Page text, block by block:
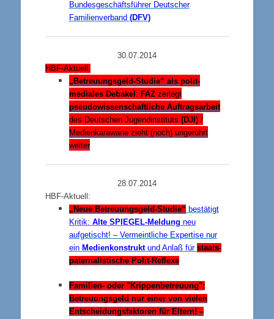
Bundesgeschäftsführer Deutscher
Familienverband (DFV)
30.07.2014
HBF-Aktuell:
„Betreuungsgeld-Studie“ als polit-
mediales Debakel : FAZzerlegt
pseudowissenschaftliche Auftragsarbeit
des Deutschen Jugendinstituts (DJI) /
Medienkarawane zieht (noch) ungerührt
weiter
28.07.2014
HBF-Aktuell:
„Neue Betreuungsgeld-Studie“ bestätigt
Kritik: Alte SPIEGEL-Meldung neu
aufgetischt! – Vermeintliche Expertise nur
ein Medienkonstruktund Anlaß für staats-
paternalistische Polit-Reflexe
Familien- oder "Krippenbetreuung":
Betreuungsgeld nur einer von vielen
Entscheidungsfaktoren für Eltern! –